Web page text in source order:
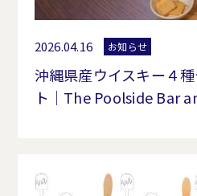
2026.04.16 お知らせ
沖縄県産ウイスキー４
ト｜The Poolside Bar